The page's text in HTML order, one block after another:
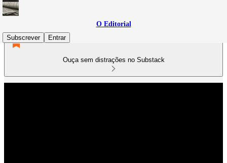
O Editorial
Subscrever
Entrar
Ouça sem distrações no Substack